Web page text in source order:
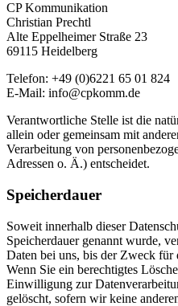
CP Kommunikation
Christian Prechtl
Alte Eppelheimer Straße 23
69115 Heidelberg
Telefon: +49 (0)6221 65 01 824
E-Mail: info@cpkomm.de
Verantwortliche Stelle ist die
allein oder gemeinsam mit
Verarbeitung von
Adressen o. Ä.) entscheidet.
Speicherdauer
Soweit innerhalb dieser
Speicherdauer genannt wurde,
Daten bei uns, bis der Zweck für
Wenn Sie ein berechtigtes
Einwilligung zur
gelöscht, sofern wir keine